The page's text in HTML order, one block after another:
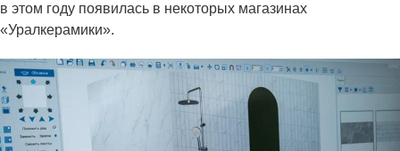
в этом году появилась в некоторых магазинах
«Уралкерамики».